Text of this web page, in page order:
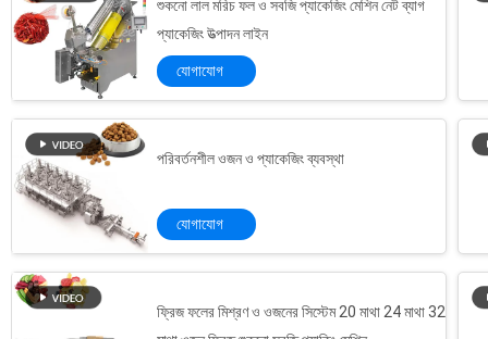
শুকনো লাল মরিচ ফল ও সবজি প্যাকেজিং মেশিন নেট ব্যাগ
প্যাকেজিং উত্পাদন লাইন
যোগাযোগ
পরিবর্তনশীল ওজন ও প্যাকেজিং ব্যবস্থা
যোগাযোগ
ফ্রিজ ফলের মিশ্রণ ও ওজনের সিস্টেম 20 মাথা 24 মাথা 32